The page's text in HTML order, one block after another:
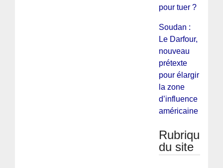
pour tuer ?
Soudan :
Le Darfour,
nouveau
prétexte
pour élargir
la zone
d’influence
américaine ?
Rubriques
du site